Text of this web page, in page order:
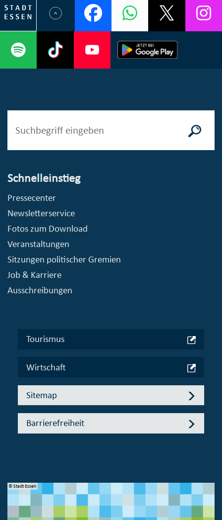
Schnelleinstieg
Pressecenter
Newsletterservice
Fotos zum Download
Veranstaltungen
Sitzungen politischer Gremien
Job & Karriere
Ausschreibungen
Tourismus
Wirtschaft
Sitemap
Barrierefreiheit
© Stadt Essen